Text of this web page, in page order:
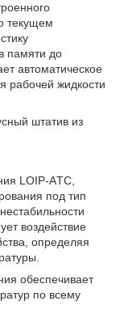
текущем
памяти до
автоматическое
рабочей жидкости
штатив из
LOIP-AТC,
под тип
воздействие
определяя
обеспечивает
по всему